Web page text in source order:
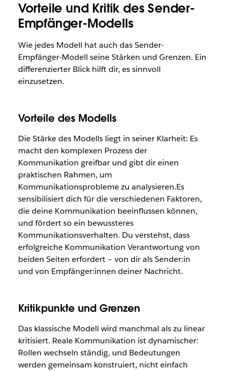
Vorteile und Kritik des Sender-
Empfänger-Modells
Wie jedes Modell hat auch das Sender-
Empfänger-Modell seine Stärken und Grenzen. Ein
differenzierter Blick hilft dir, es sinnvoll
einzusetzen.
Vorteile des Modells
Die Stärke des Modells liegt in seiner Klarheit: Es
macht den komplexen Prozess der
Kommunikation greifbar und gibt dir einen
praktischen Rahmen, um
Kommunikationsprobleme zu analysieren.Es
sensibilisiert dich für die verschiedenen Faktoren,
die deine Kommunikation beeinflussen können,
und fördert so ein bewussteres
Kommunikationsverhalten. Du verstehst, dass
erfolgreiche Kommunikation Verantwortung von
beiden Seiten erfordert – von dir als Sender:in
und von Empfänger:innen deiner Nachricht.
Kritikpunkte und Grenzen
Das klassische Modell wird manchmal als zu linear
kritisiert. Reale Kommunikation ist dynamischer:
Rollen wechseln ständig, und Bedeutungen
werden gemeinsam konstruiert, nicht einfach